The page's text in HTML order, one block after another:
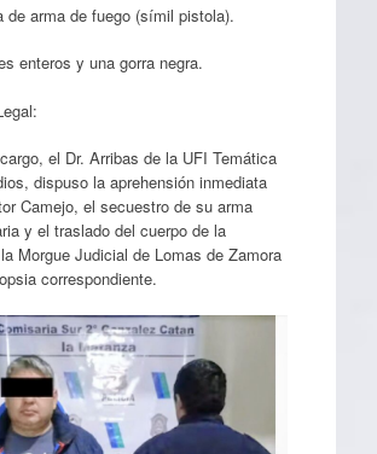
de arma de fuego (símil pistola).
enteros y una gorra negra.
el Dr. Arribas de la UFI Temática
dispuso la aprehensión inmediata
Camejo, el secuestro de su arma
y el traslado del cuerpo de la
Morgue Judicial de Lomas de Zamora
correspondiente.